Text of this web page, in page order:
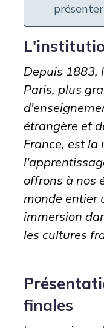
Depuis 1883,
Paris, plus
étrangère et
France, est la
offrons à nos
monde entier
immersion
les cultures
finales